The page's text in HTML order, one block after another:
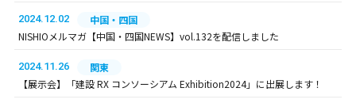
2024.12.02
中国・四国
NISHIOメルマガ【中国・四国NEWS】vol.132を配信しました
2024.11.26
関東
【展示会】「建設 RX コンソーシアム Exhibition2024」に出展します！